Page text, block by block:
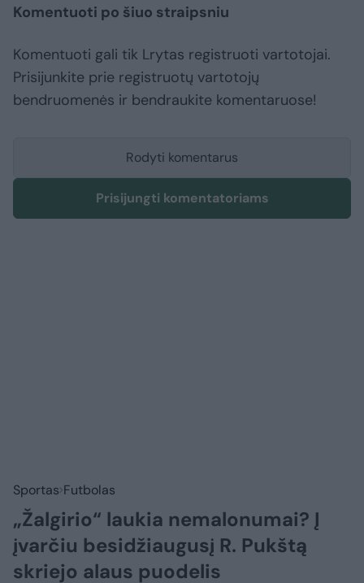
Komentuoti po šiuo straipsniu
Komentuoti gali tik Lrytas registruoti vartotojai.
Prisijunkite prie registruotų vartotojų
bendruomenės ir bendraukite komentaruose!
Rodyti komentarus
Prisijungti komentatoriams
Sportas Futbolas
„Žalgirio“ laukia nemalonumai? Į
įvarčiu besidžiaugusį R. Pukštą
skriejo alaus puodelis